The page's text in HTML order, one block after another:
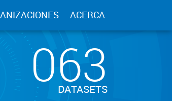
ACERCA
063
DATASETS